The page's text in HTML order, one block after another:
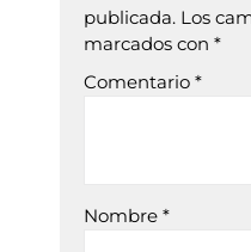
publicada. Los
marcados con *
Comentario *
Nombre *